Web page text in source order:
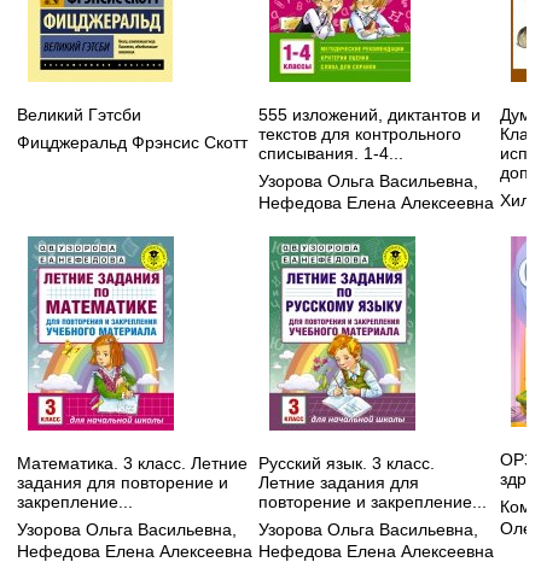
Великий Гэтсби
Фицджеральд Фрэнсис Скотт
555 изложений, диктантов и
текстов для контрольного
списывания. 1-4...
Узорова Ольга Васильевна
Нефедова Елена Алексеевна
Математика. 3 класс. Летние
задания для повторение и
закрепление...
Узорова Ольга Васильевна
Нефедова Елена Алексеевна
Русский язык. 3 класс.
Летние задания для
повторение и закрепление...
Узорова Ольга Васильевна
Нефедова Елена Алексеевна
ОРЗ: